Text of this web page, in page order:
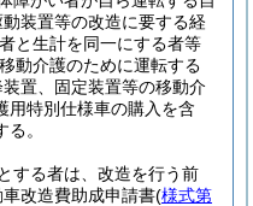
装置等の改造に要する経
者と生計を同一にする者等
動介護のために運転する
置、固定装置等の移動介
用特別仕様車の購入を含
。
する者は、改造を行う前
改造費助成申請書(様式第